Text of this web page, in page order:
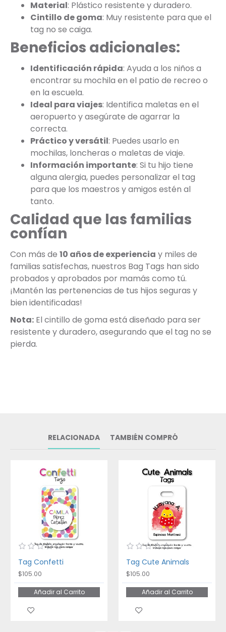
Material: Plástico resistente y duradero.
Cintillo de goma: Muy resistente para que el
tag no se caiga.
Beneficios adicionales:
Identificación rápida: Ayuda a los niños a
encontrar su mochila en el patio de recreo o
en la escuela.
Ideal para viajes: Identifica maletas en el
aeropuerto y asegúrate de agarrar la
correcta.
Práctico y versátil: Puedes usarlo en
mochilas, loncheras o maletas de viaje.
Información importante: Si tu hijo tiene
alguna alergia, puedes personalizar el tag
para que los maestros y amigos estén al
tanto.
Calidad que las familias
confían
Con más de 10 años de experiencia y miles de
familias satisfechas, nuestros Bag Tags han sido
probados y aprobados por mamás como tú.
¡Mantén las pertenencias de tus hijos seguras y
bien identificadas!
Nota: El cintillo de goma está diseñado para ser
resistente y duradero, asegurando que el tag no se
pierda.
RELACIONADA TAMBIÉN COMPRÓ
Tag Confetti
$105.00
Añadir al Carrito
Tag Cute Animals
$105.00
Añadir al Carrito